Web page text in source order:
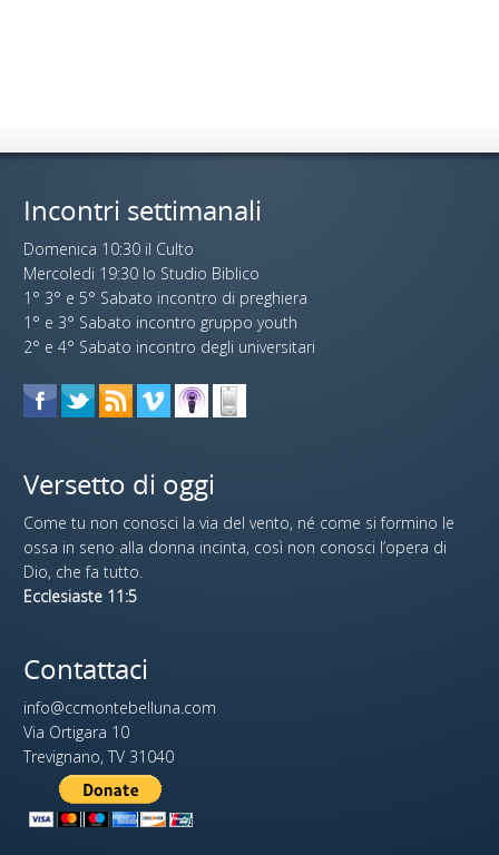
Incontri settimanali
Domenica 10:30 il Culto
Mercoledi 19:30 lo Studio Biblico
1° 3° e 5° Sabato incontro di preghiera
1° e 3° Sabato incontro gruppo youth
2° e 4° Sabato incontro degli universitari
Versetto di oggi
Come tu non conosci la via del vento, né come si formino le
ossa in seno alla donna incinta, così non conosci l’opera di
Dio, che fa tutto.
Ecclesiaste 11:5
Contattaci
info@ccmontebelluna.com
Via Ortigara 10
Trevignano, TV 31040